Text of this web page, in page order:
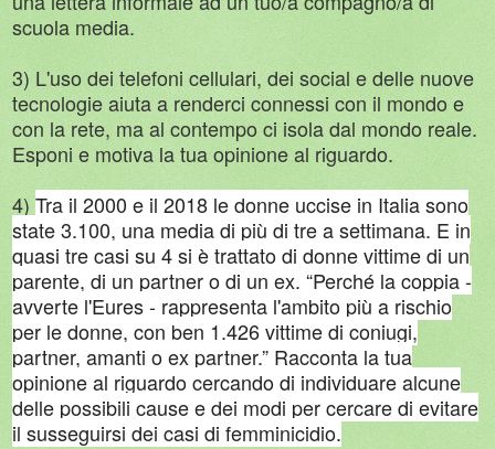
scuola media.
3) L'uso dei telefoni cellulari, dei social e delle nuove
tecnologie aiuta a renderci connessi con il mondo e
con la rete, ma al contempo ci isola dal mondo reale.
Esponi e motiva la tua opinione al riguardo.
4) Tra il 2000 e il 2018 le donne uccise in Italia sono
state 3.100, una media di più di tre a settimana. E in
quasi tre casi su 4 si è trattato di donne vittime di un
parente, di un partner o di un ex. “Perché la coppia -
avverte l'Eures - rappresenta l'ambito più a rischio
per le donne, con ben 1.426 vittime di coniugi,
partner, amanti o ex partner.” Racconta la tua
opinione al riguardo cercando di individuare alcune
delle possibili cause e dei modi per cercare di evitare
il susseguirsi dei casi di femminicidio.